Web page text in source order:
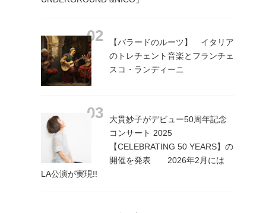
【バラードのルーツ】 イタリア
のトレチェント音楽とフランチェ
スコ・ランディーニ
大貫妙子がデビュー50周年記念
コンサート 2025
【CELEBRATING 50 YEARS】の
開催を発表 2026年2月には
LA公演が実現!!